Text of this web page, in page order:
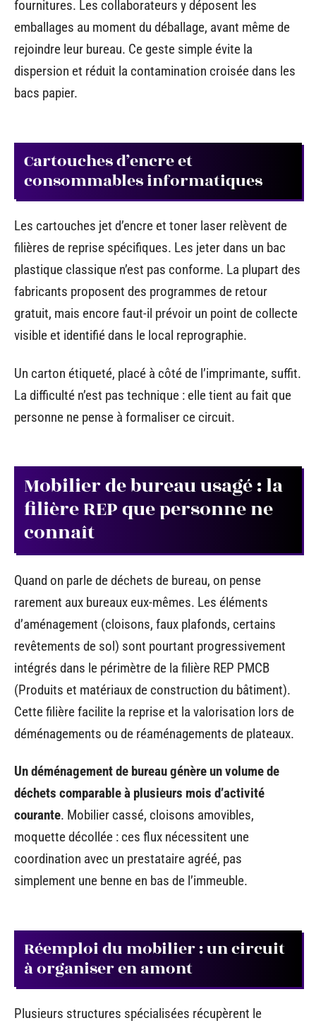
fournitures. Les collaborateurs y déposent les
emballages au moment du déballage, avant même de
rejoindre leur bureau. Ce geste simple évite la
dispersion et réduit la contamination croisée dans les
bacs papier.
Cartouches d’encre et
consommables informatiques
Les cartouches jet d’encre et toner laser relèvent de
filières de reprise spécifiques. Les jeter dans un bac
plastique classique n’est pas conforme. La plupart des
fabricants proposent des programmes de retour
gratuit, mais encore faut-il prévoir un point de collecte
visible et identifié dans le local reprographie.
Un carton étiqueté, placé à côté de l’imprimante, suffit.
La difficulté n’est pas technique : elle tient au fait que
personne ne pense à formaliser ce circuit.
Mobilier de bureau usagé : la
filière REP que personne ne
connaît
Quand on parle de déchets de bureau, on pense
rarement aux bureaux eux-mêmes. Les éléments
d’aménagement (cloisons, faux plafonds, certains
revêtements de sol) sont pourtant progressivement
intégrés dans le périmètre de la filière REP PMCB
(Produits et matériaux de construction du bâtiment).
Cette filière facilite la reprise et la valorisation lors de
déménagements ou de réaménagements de plateaux.
Un déménagement de bureau génère un volume de
déchets comparable à plusieurs mois d’activité
courante. Mobilier cassé, cloisons amovibles,
moquette décollée : ces flux nécessitent une
coordination avec un prestataire agréé, pas
simplement une benne en bas de l’immeuble.
Réemploi du mobilier : un circuit
à organiser en amont
Plusieurs structures spécialisées récupèrent le